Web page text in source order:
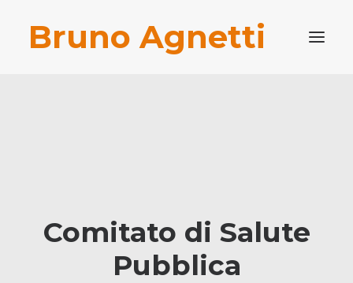
Bruno Agnetti
Comitato di Salute
Pubblica